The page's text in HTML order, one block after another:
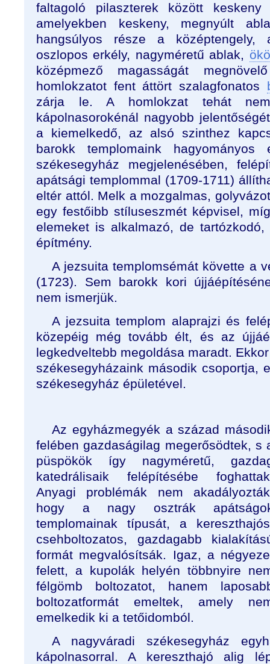
faltagoló pilaszterek között
amelyekben keskeny, megnyúlt
hangsúlyos része a
oszlopos erkély, nagyméretű ablak,
középmező magasságát
homlokzatot fent áttört szalagfonatos
zárja le. A homlokzat tehát
kápolnasorokénál nagyobb
a kiemelkedő, az alsó szinthez
barokk templomaink
székesegyház megjelenésében,
apátsági templommal (1709-1711)
eltér attól. Melk a mozgalmas,
egy festőibb stíluseszmét képvisel,
elemeket is alkalmazó, de tartózkodó,
építmény.
A jezsuita templomsémát követte a
(1723). Sem barokk kori
nem ismerjük.
A jezsuita templom alaprajzi és
közepéig még tovább élt, és az
legkedveltebb megoldása maradt.
székesegyházaink második csoportja,
székesegyház épületével.
Az egyházmegyék a század
felében gazdaságilag megerősödtek, s
püspökök így nagyméretű,
katedrálisaik felépítésébe
Anyagi problémák nem
hogy a nagy osztrák
templomainak típusát, a
csehboltozatos, gazdagabb
formát megvalósítsák. Igaz, a
felett, a kupolák helyén többnyire
félgömb boltozatot, hanem
boltozatformát emeltek, amely
emelkedik ki a tetőidomból.
A nagyváradi székesegyház
kápolnasorral. A kereszthajó alig